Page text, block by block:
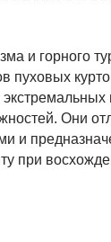
и горного
пуховых
Они
и
при